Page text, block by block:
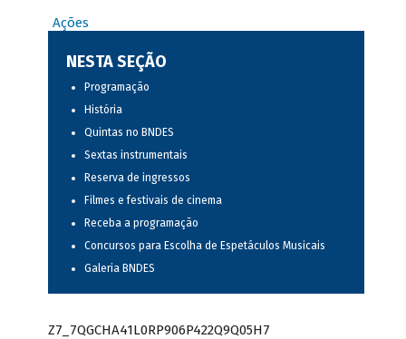
Ações
NESTA SEÇÃO
Programação
História
Quintas no BNDES
Sextas instrumentais
Reserva de ingressos
Filmes e festivais de cinema
Receba a programação
Concursos para Escolha de Espetáculos Musicais
Galeria BNDES
Z7_7QGCHA41L0RP906P422Q9Q05H7